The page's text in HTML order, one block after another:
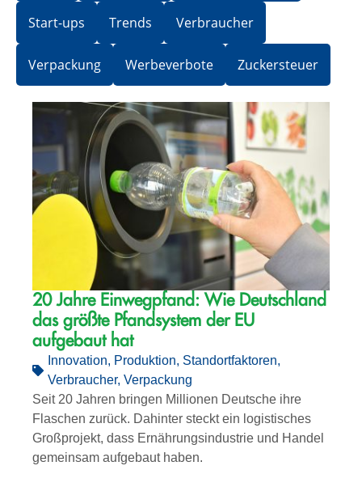
Start-ups Trends Verbraucher
Verpackung Werbeverbote Zuckersteuer
20 Jahre Einwegpfand: Wie Deutschland
das größte Pfandsystem der EU
aufgebaut hat
Innovation, Produktion, Standortfaktoren,
Verbraucher, Verpackung
Seit 20 Jahren bringen Millionen Deutsche ihre
Flaschen zurück. Dahinter steckt ein logistisches
Großprojekt, dass Ernährungsindustrie und Handel
gemeinsam aufgebaut haben.